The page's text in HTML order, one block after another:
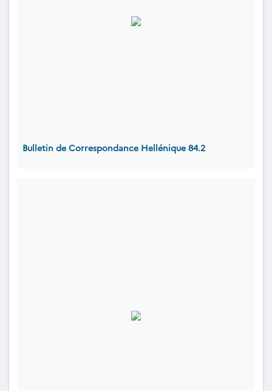
Bulletin de Correspondance Hellénique 84.2